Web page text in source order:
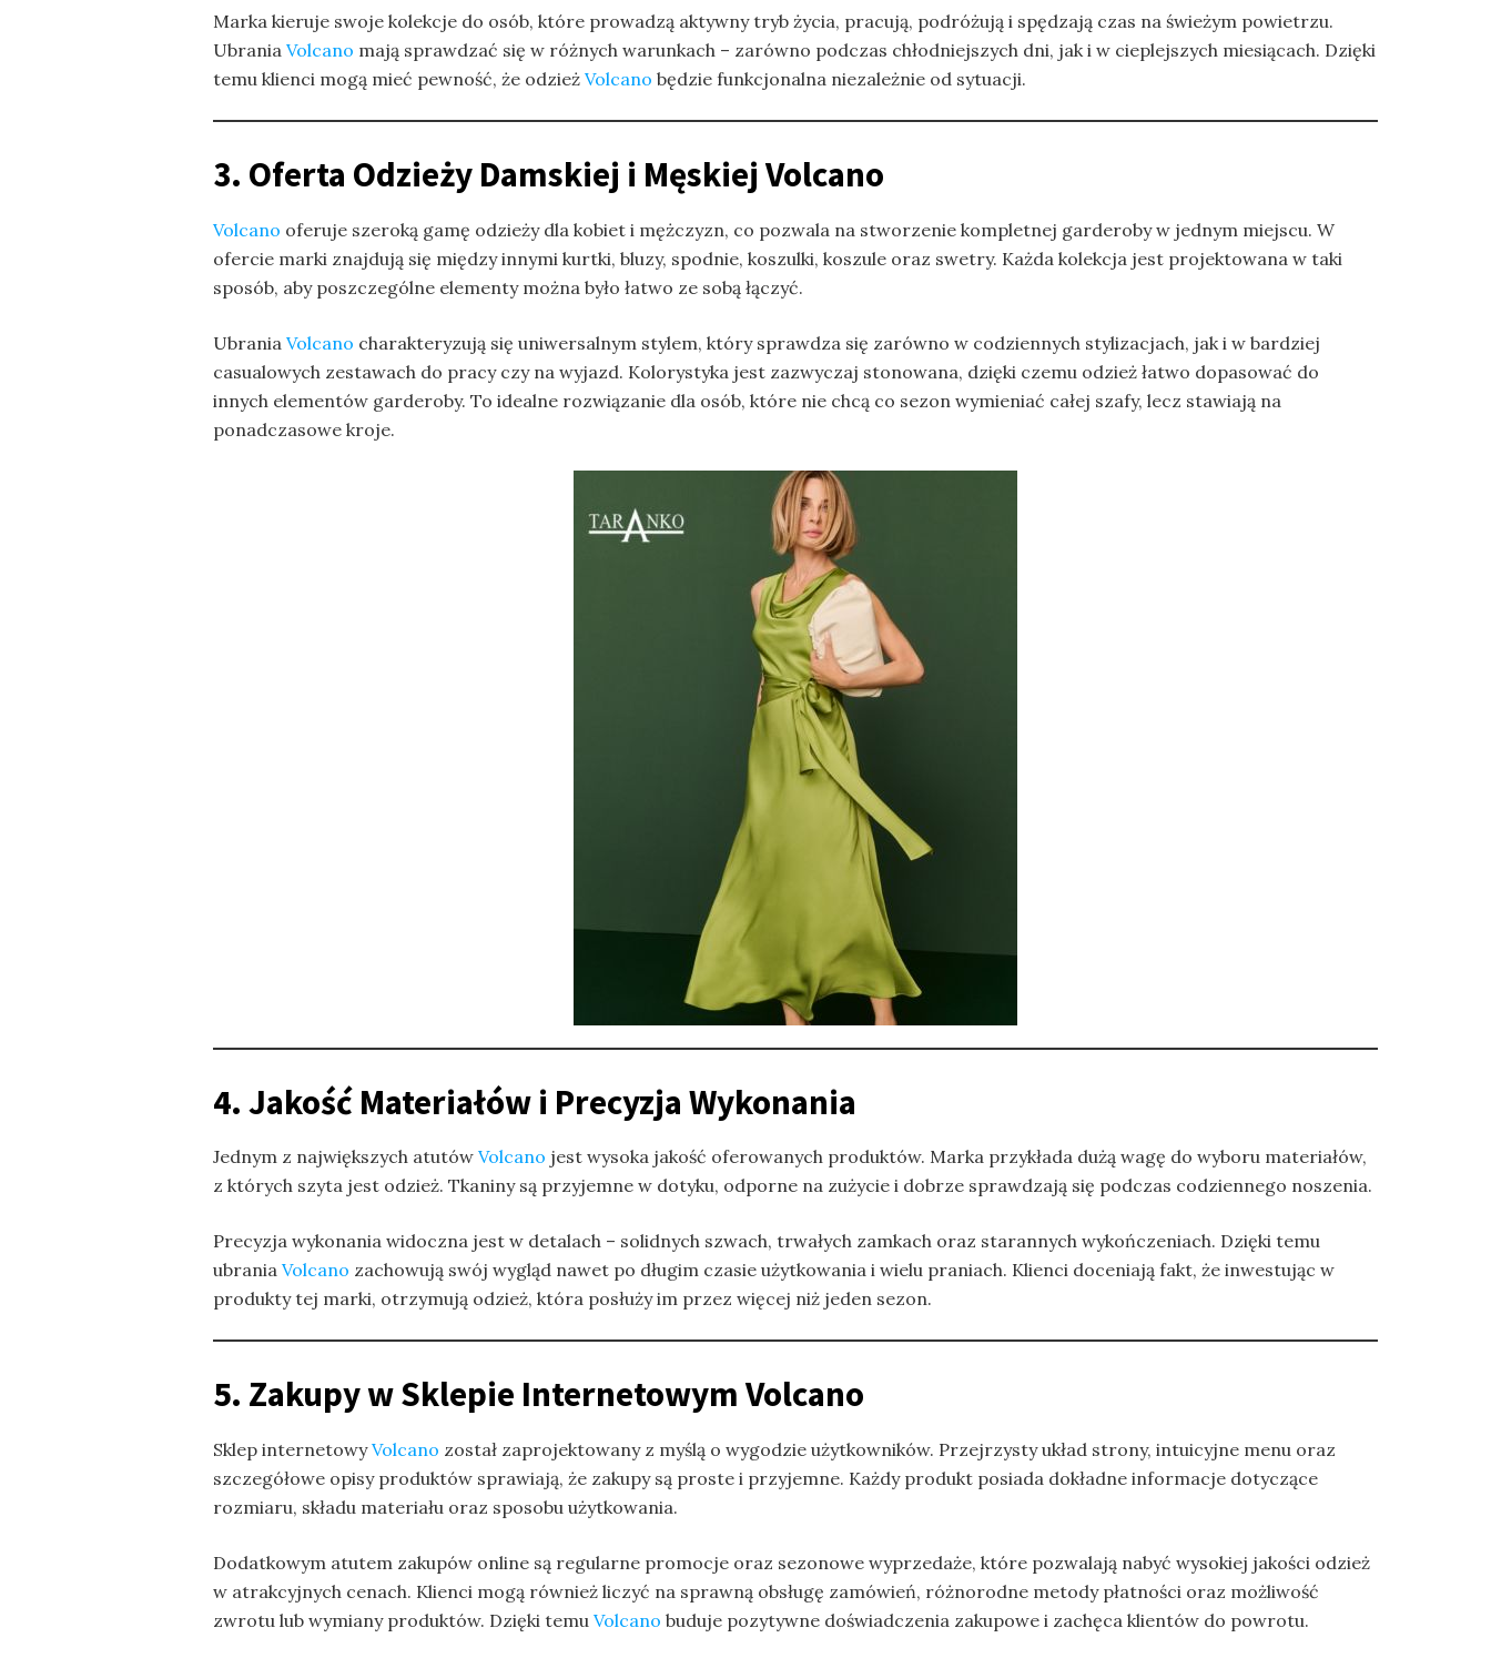
Marka kieruje swoje kolekcje do osób, które prowadzą aktywny tryb życia, pracują, podróżują i spędzają czas na świeżym powietrzu.
Ubrania Volcano mają sprawdzać się w różnych warunkach – zarówno podczas chłodniejszych dni, jak i w cieplejszych miesiącach. Dzięki
temu klienci mogą mieć pewność, że odzież Volcano będzie funkcjonalna niezależnie od sytuacji.
3. Oferta Odzieży Damskiej i Męskiej Volcano
Volcano oferuje szeroką gamę odzieży dla kobiet i mężczyzn, co pozwala na stworzenie kompletnej garderoby w jednym miejscu. W
ofercie marki znajdują się między innymi kurtki, bluzy, spodnie, koszulki, koszule oraz swetry. Każda kolekcja jest projektowana w taki
sposób, aby poszczególne elementy można było łatwo ze sobą łączyć.
Ubrania Volcano charakteryzują się uniwersalnym stylem, który sprawdza się zarówno w codziennych stylizacjach, jak i w bardziej
casualowych zestawach do pracy czy na wyjazd. Kolorystyka jest zazwyczaj stonowana, dzięki czemu odzież łatwo dopasować do
innych elementów garderoby. To idealne rozwiązanie dla osób, które nie chcą co sezon wymieniać całej szafy, lecz stawiają na
ponadczasowe kroje.
4. Jakość Materiałów i Precyzja Wykonania
Jednym z największych atutów Volcano jest wysoka jakość oferowanych produktów. Marka przykłada dużą wagę do wyboru materiałów,
z których szyta jest odzież. Tkaniny są przyjemne w dotyku, odporne na zużycie i dobrze sprawdzają się podczas codziennego noszenia.
Precyzja wykonania widoczna jest w detalach – solidnych szwach, trwałych zamkach oraz starannych wykończeniach. Dzięki temu
ubrania Volcano zachowują swój wygląd nawet po długim czasie użytkowania i wielu praniach. Klienci doceniają fakt, że inwestując w
produkty tej marki, otrzymują odzież, która posłuży im przez więcej niż jeden sezon.
5. Zakupy w Sklepie Internetowym Volcano
Sklep internetowyVolcano został zaprojektowany z myślą o wygodzie użytkowników. Przejrzysty układ strony, intuicyjne menu oraz
szczegółowe opisy produktów sprawiają, że zakupy są proste i przyjemne. Każdy produkt posiada dokładne informacje dotyczące
rozmiaru, składu materiału oraz sposobu użytkowania.
Dodatkowym atutem zakupów online są regularne promocje oraz sezonowe wyprzedaże, które pozwalają nabyć wysokiej jakości odzież
w atrakcyjnych cenach. Klienci mogą również liczyć na sprawną obsługę zamówień, różnorodne metody płatności oraz możliwość
zwrotu lub wymiany produktów. Dzięki temu Volcano buduje pozytywne doświadczenia zakupowe i zachęca klientów do powrotu.